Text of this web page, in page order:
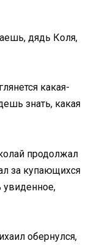
дядь Коля,
какая-
знать, какая
продолжал
за купающихся
увиденное,
обернулся,